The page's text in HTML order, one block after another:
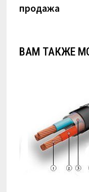
продажа
ВАМ ТАКЖЕ